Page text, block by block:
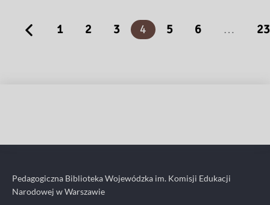
1 2 3 4 5 6 … 23
Pedagogiczna Biblioteka Wojewódzka im. Komisji Edukacji
Narodowej w Warszawie